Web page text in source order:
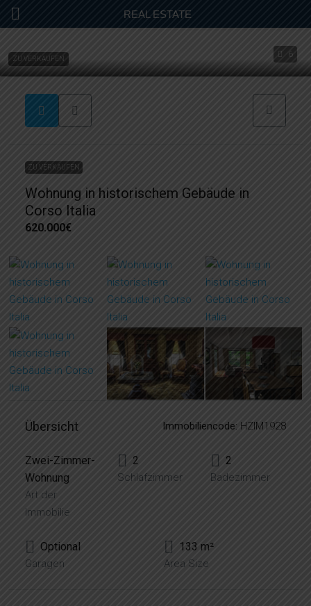
REAL ESTATE
6
ZU VERKAUFEN
ZU VERKAUFEN
Wohnung in historischem Gebäude in
Corso Italia
620.000€
Übersicht Immobiliencode: HZIM1928
Zwei-Zimmer-
Wohnung
Art der
Immobilie
2
Schlafzimmer
2
Badezimmer
Optional
Garagen
133 m²
Area Size